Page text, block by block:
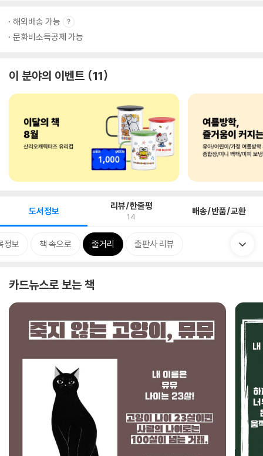
해외배송 가능
문화비소득공제 가능
이 분야의 이벤트 11
도서정보 리뷰/한줄평
14 배송/반품/교환
정보 책 속으로 줄거리 출판사 리뷰
카드뉴스로 보는 책